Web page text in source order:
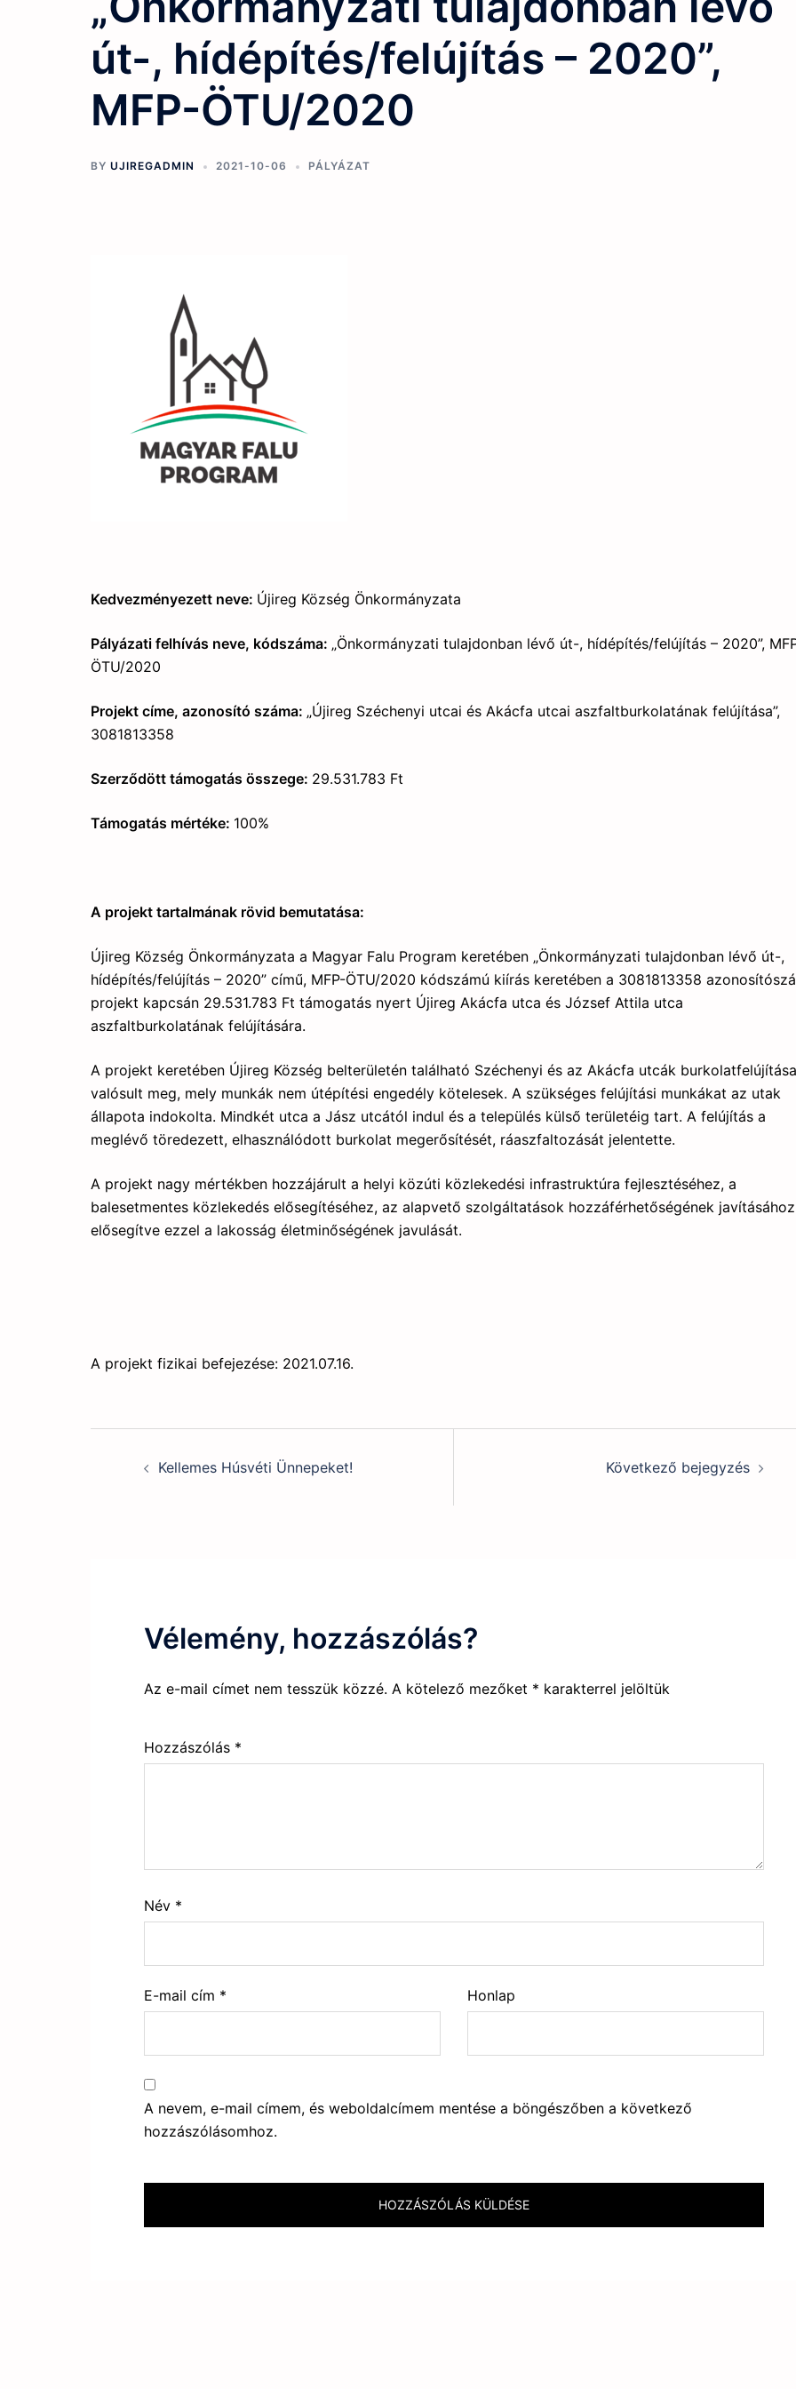
út-, hídépítés/felújítás – 2020”,
MFP-ÖTU/2020
BY UJIREGADMIN 2021-10-06 PÁLYÁZAT
Kedvezményezett neve: Újireg Község Önkormányzata
Pályázati felhívás neve, kódszáma: „Önkormányzati tulajdonban lévő út-, hídépítés/felújítás – 2020”,
ÖTU/2020
Projekt címe, azonosító száma: „Újireg Széchenyi utcai és Akácfa utcai aszfaltburkolatának felújítása”,
3081813358
Szerződött támogatás összege: 29.531.783 Ft
Támogatás mértéke: 100%
A projekt tartalmának rövid bemutatása:
Újireg Község Önkormányzata a Magyar Falu Program keretében „Önkormányzati tulajdonban lévő út-,
hídépítés/felújítás – 2020” című, MFP-ÖTU/2020 kódszámú kiírás keretében a 3081813358
projekt kapcsán 29.531.783 Ft támogatás nyert Újireg Akácfa utca és József Attila utca
aszfaltburkolatának felújítására.
A projekt keretében Újireg Község belterületén található Széchenyi és az Akácfa utcák burkolatfelújítása
valósult meg, mely munkák nem útépítési engedély kötelesek. A szükséges felújítási munkákat az utak
állapota indokolta. Mindkét utca a Jász utcától indul és a település külső területéig tart. A felújítás a
meglévő töredezett, elhasználódott burkolat megerősítését, ráaszfaltozását jelentette.
A projekt nagy mértékben hozzájárult a helyi közúti közlekedési infrastruktúra fejlesztéséhez, a
balesetmentes közlekedés elősegítéséhez, az alapvető szolgáltatások hozzáférhetőségének
elősegítve ezzel a lakosság életminőségének javulását.
A projekt fizikai befejezése: 2021.07.16.
Kellemes Húsvéti Ünnepeket! Következő bejegyzés
Vélemény, hozzászólás?
Az e-mail címet nem tesszük közzé. A kötelező mezőket * karakterrel jelöltük
Hozzászólás *
Név *
E-mail cím * Honlap
A nevem, e-mail címem, és weboldalcímem mentése a böngészőben a következő
hozzászólásomhoz.